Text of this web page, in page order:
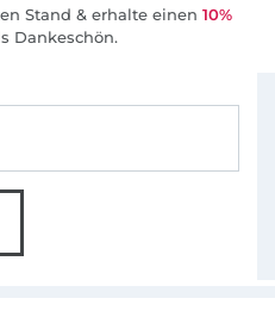
Stand & erhalte einen 10%
Dankeschön.